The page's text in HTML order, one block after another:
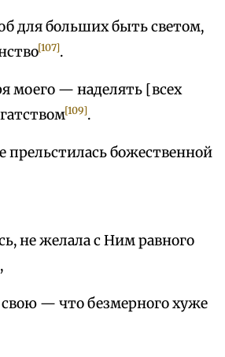
для больших быть светом,
[107].
моего — наделять [всех
[109].
прельстилась божественной
не желала с Ним равного
,
— что безмерного хуже